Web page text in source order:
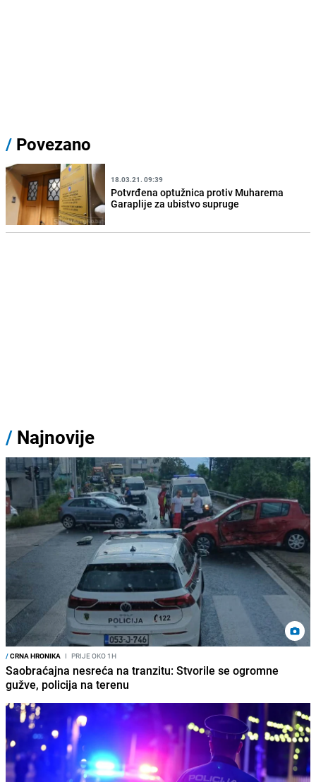
/ Povezano
18.03.21. 09:39
Potvrđena optužnica protiv Muharema
Garaplije za ubistvo supruge
/ Najnovije
/CRNA HRONIKA I PRIJE OKO 1H
Saobraćajna nesreća na tranzitu: Stvorile se ogromne
gužve, policija na terenu